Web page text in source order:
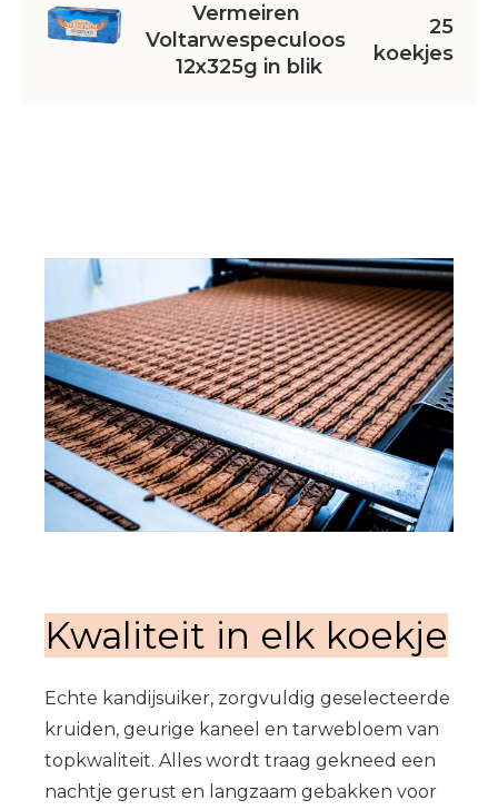
Vermeiren
Voltarwespeculoos
12x325g in blik
25
koekjes
Kwaliteit in elk koekje
Echte kandijsuiker, zorgvuldig geselecteerde
kruiden, geurige kaneel en tarwebloem van
topkwaliteit. Alles wordt traag gekneed een
nachtje gerust en langzaam gebakken voor